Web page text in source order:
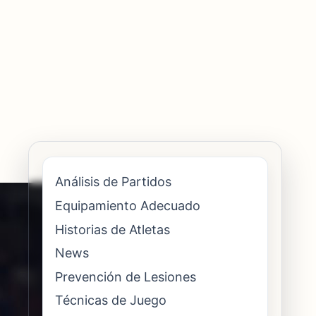
Análisis de Partidos
Equipamiento Adecuado
Historias de Atletas
News
Prevención de Lesiones
Técnicas de Juego